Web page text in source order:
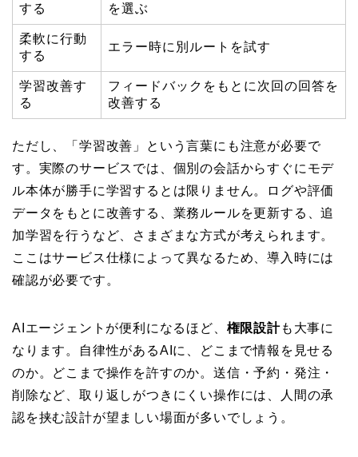
する
を選ぶ
柔軟に行動
する
エラー時に別ルートを試す
学習改善す
る
フィードバックをもとに次回の回答を
改善する
ただし、「学習改善」という言葉にも注意が必要で
す。実際のサービスでは、個別の会話からすぐにモデ
ル本体が勝手に学習するとは限りません。ログや評価
データをもとに改善する、業務ルールを更新する、追
加学習を行うなど、さまざまな方式が考えられます。
ここはサービス仕様によって異なるため、導入時には
確認が必要です。
AIエージェントが便利になるほど、 権限設計も大事に
なります。自律性があるAIに、どこまで情報を見せる
のか。どこまで操作を許すのか。送信・予約・発注・
削除など、取り返しがつきにくい操作には、人間の承
認を挟む設計が望ましい場面が多いでしょう。